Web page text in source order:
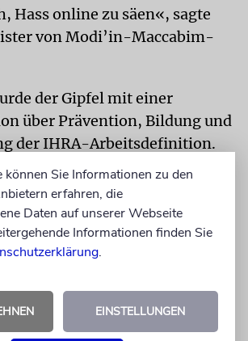
Hass online zu säen«, sagte
von Modi’in-Maccabim-
der Gipfel mit einer
über Prävention, Bildung und
der IHRA-Arbeitsdefinition.
ging es um Fragen der
Sicherheit und Strafverfolgung
den Judenhass. Das
widmete sich interreligiösen
können Sie Informationen zu den
erfahren, die
Daten auf unserer Webseite
Informationen finden Sie
.
EINSTELLUNGEN